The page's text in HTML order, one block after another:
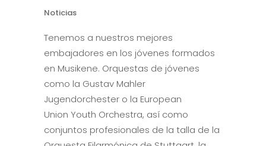
Noticias
Tenemos a nuestros mejores
embajadores en los jóvenes formados
en Musikene. Orquestas de jóvenes
como la Gustav Mahler
Jugendorchester o la European
Union Youth Orchestra, así como
conjuntos profesionales de la talla de la